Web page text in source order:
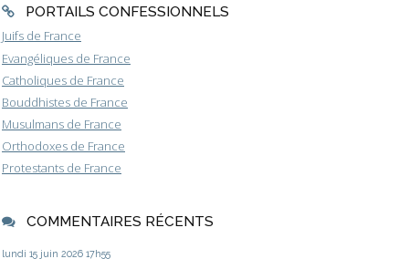
PORTAILS CONFESSIONNELS
Juifs de France
Evangéliques de France
Catholiques de France
Bouddhistes de France
Musulmans de France
Orthodoxes de France
Protestants de France
COMMENTAIRES RÉCENTS
lundi 15 juin 2026 17h55